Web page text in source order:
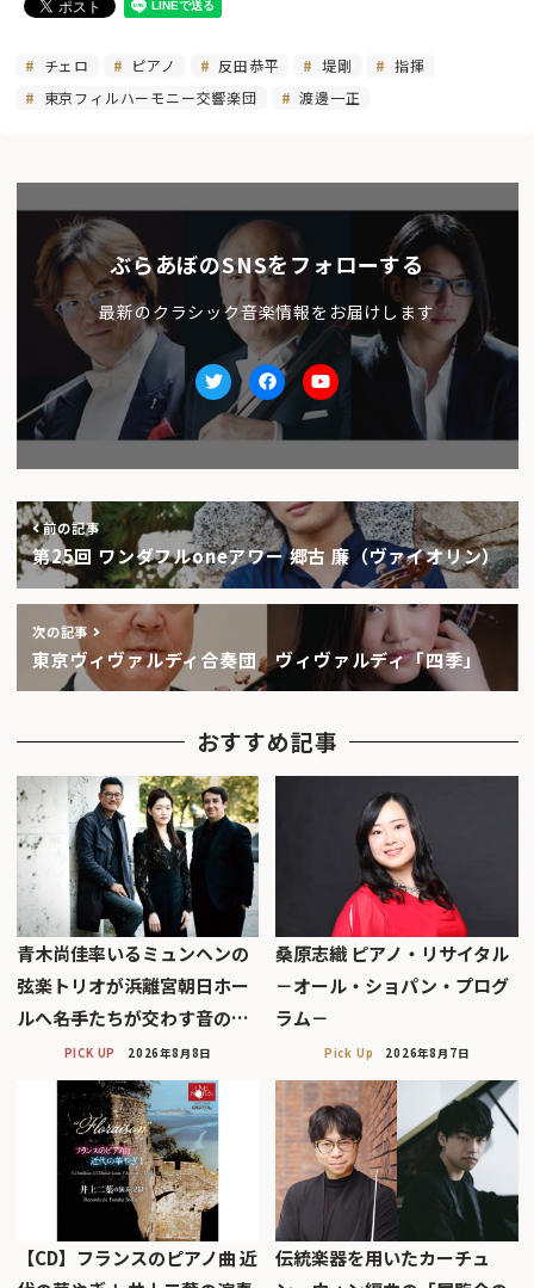
チェロ ピアノ 反田恭平 堤剛
指揮
東京フィルハーモニー交響楽団
渡邊一正
ぶらあぼのSNSをフォローする
最新のクラシック音楽情報をお届けします
TwitterfacebookYoutube
前の記事
第25回 ワンダフルoneアワー 郷古 廉（ヴァイオリン）
次の記事
東京ヴィヴァルディ合奏団 ヴィヴァルディ「四季」
おすすめ記事
青木尚佳率いるミュンヘンの
弦楽トリオが浜離宮朝日ホー
ルへ――名手たちが交わす音の…
PICK UP 2026年8月8日
桑原志織 ピアノ・リサイタル
－オール・ショパン・プログ
ラム－
Pick Up 2026年8月7日
【CD】フランスのピアノ曲 近
伝統楽器を用いたカーチュ